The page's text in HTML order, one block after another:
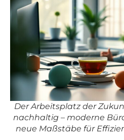
Der Arbeitsplatz der
nachhaltig – moderne
neue Maßstäbe für